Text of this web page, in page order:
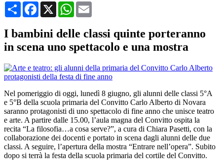
CondividiFacebook
X WhatsApp
I bambini delle classi quinte porteranno
in scena uno spettacolo e una mostra
Nel pomeriggio di oggi, lunedì 8 giugno, gli alunni delle classi 5°A
e 5°B della scuola primaria del Convitto Carlo Alberto di Novara
saranno protagonisti di uno spettacolo di fine anno che unisce teatro
e arte. A partire dalle 15.00, l’aula magna del Convitto ospita la
recita “La filosofia…a cosa serve?”, a cura di Chiara Pasetti, con la
collaborazione dei docenti e portato in scena dagli alunni delle due
classi. A seguire, l’apertura della mostra “Entrare nell’opera”. Subito
dopo si terrà la festa della scuola primaria del cortile del Convitto.